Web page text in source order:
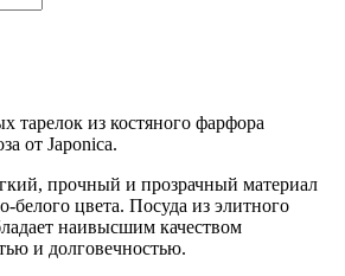
тарелок из костяного фарфора
от Japonica.
прочный и прозрачный материал
белого цвета. Посуда из элитного
наивысшим качеством
и долговечностью.